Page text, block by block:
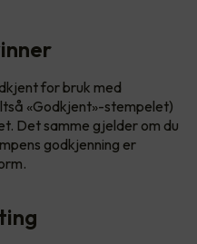
for bruk med
«Godkjent»-stempelet)
Det samme gjelder om du
godkjenning er